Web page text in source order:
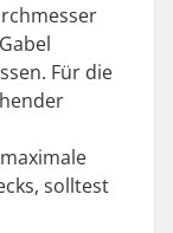
Für die
solltest